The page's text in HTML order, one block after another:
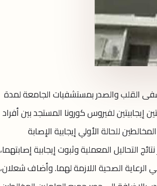
القلب والصدر بمستشفيات الجامعة لمدة
إيجابيتين لفيروس كورونا المستجد بين أفراد
للحالة الأولي إيجابية الإصابة
المعملية وثبوت إيجابية إصابتهما،
الرعاية الصحية اللازمة لهما. وأضاف شعلان،